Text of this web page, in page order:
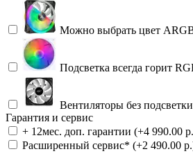
Можно выбрать цвет
Подсветка всегда горит
Вентиляторы без
Гарантия и сервис
+ 12мес. доп. гарантии (+4 990.00
Расширенный сервис* (+2 490.00